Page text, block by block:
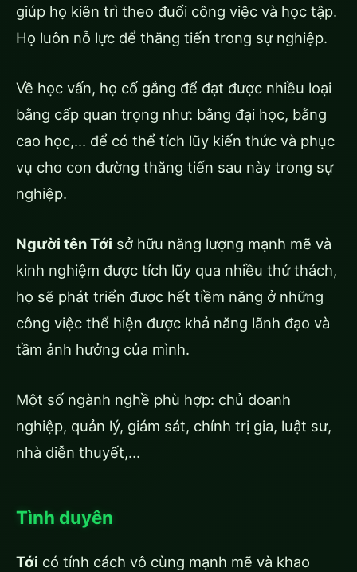
giúp họ kiên trì theo đuổi công việc và học tập.
Họ luôn nỗ lực để thăng tiến trong sự nghiệp.
Về học vấn, họ cố gắng để đạt được nhiều loại
bằng cấp quan trọng như: bằng đại học, bằng
cao học,… để có thể tích lũy kiến thức và phục
vụ cho con đường thăng tiến sau này trong sự
nghiệp.
Người tên Tới sở hữu năng lượng mạnh mẽ và
kinh nghiệm được tích lũy qua nhiều thử thách,
họ sẽ phát triển được hết tiềm năng ở những
công việc thể hiện được khả năng lãnh đạo và
tầm ảnh hưởng của mình.
Một số ngành nghề phù hợp: chủ doanh
nghiệp, quản lý, giám sát, chính trị gia, luật sư,
nhà diễn thuyết,…
Tình duyên
Tới có tính cách vô cùng mạnh mẽ và khao